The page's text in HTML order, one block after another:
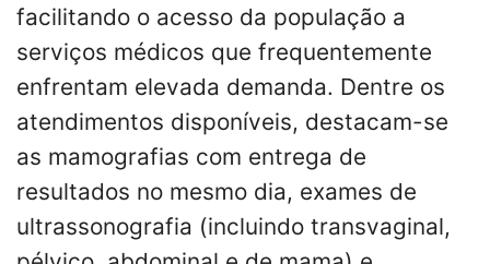
facilitando o acesso da população a
serviços médicos que frequentemente
enfrentam elevada demanda. Dentre os
atendimentos disponíveis, destacam-se
as mamografias com entrega de
resultados no mesmo dia, exames de
ultrassonografia (incluindo transvaginal,